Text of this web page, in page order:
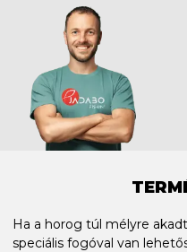
Ha a horog túl mélyre
speciális fogóval van